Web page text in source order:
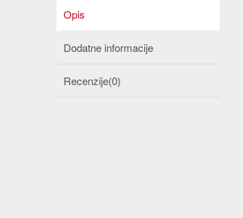
Opis
Dodatne informacije
Recenzije(0)